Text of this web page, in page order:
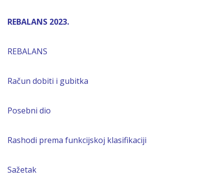
REBALANS 2023.
REBALANS
Račun dobiti i gubitka
Posebni dio
Rashodi prema funkcijskoj klasifikaciji
Sažetak